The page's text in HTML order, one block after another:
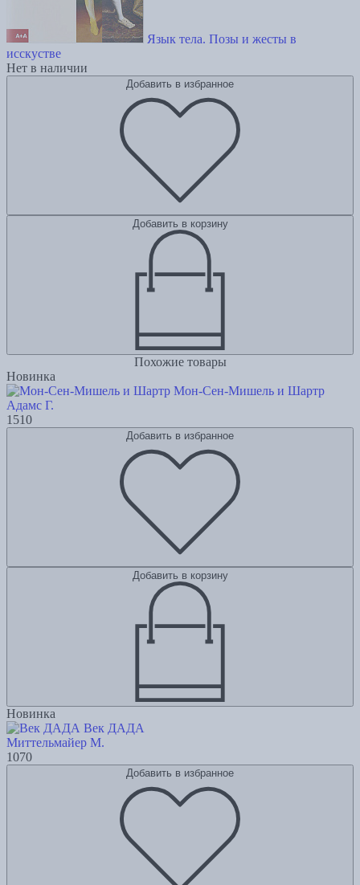
Язык тела. Позы и жесты в
исскустве
Нет в наличии
Добавить в избранное
Добавить в корзину
Похожие товары
Новинка
Мон-Сен-Мишель и Шартр
Адамс Г.
1510
Добавить в избранное
Добавить в корзину
Новинка
Век ДАДА
Миттельмайер М.
1070
Добавить в избранное